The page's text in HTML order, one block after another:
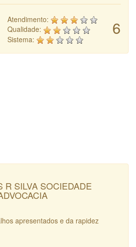
6
Atendimento:
Qualidade:
Sistema:
R SILVA SOCIEDADE
apresentados e da rapidez